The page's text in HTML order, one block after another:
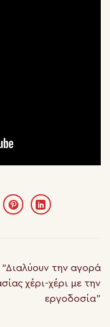
“Διαλύουν την αγορά
χέρι-χέρι με την
εργοδοσία”